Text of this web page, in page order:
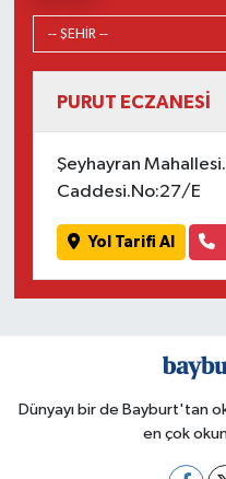
PURUT ECZANESİ
Şeyhayran
Caddesi.No:27/E
Yol Tarifi Al
Dünyayı bir de Bayburt'tan
en çok